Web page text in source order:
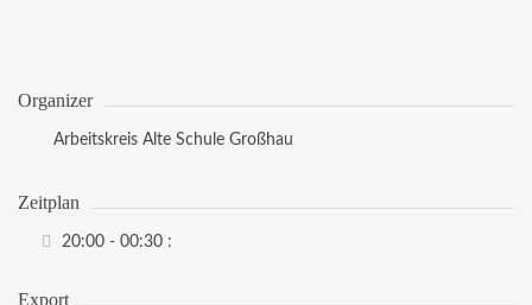
Organizer
Arbeitskreis Alte Schule Großhau
Zeitplan
20:00 - 00:30 :
Export